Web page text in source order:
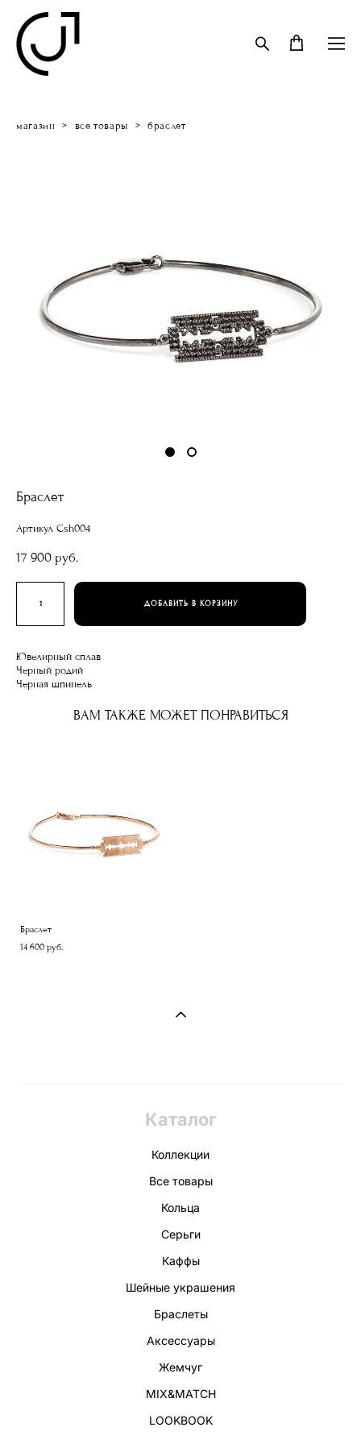
магазин > все товары > браслет
Браслет
Артикул Csh004
17 900 pуб.
ДОБАВИТЬ В КОРЗИНУ
Ювелирный сплав
Черный родий
Черная шпинель
ВАМ ТАКЖЕ МОЖЕТ ПОНРАВИТЬСЯ
Браслет
14 600 pуб.
Каталог
Коллекции
Все товары
Кольца
Серьги
Каффы
Шейные украшения
Браслеты
Аксессуары
Жемчуг
MIX&MATCH
LOOKBOOK